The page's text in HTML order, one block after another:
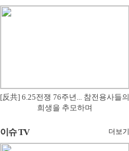
[反共] 6.25전쟁 76주년... 참전용사들의
희생을 추모하며
이슈 TV 더보기